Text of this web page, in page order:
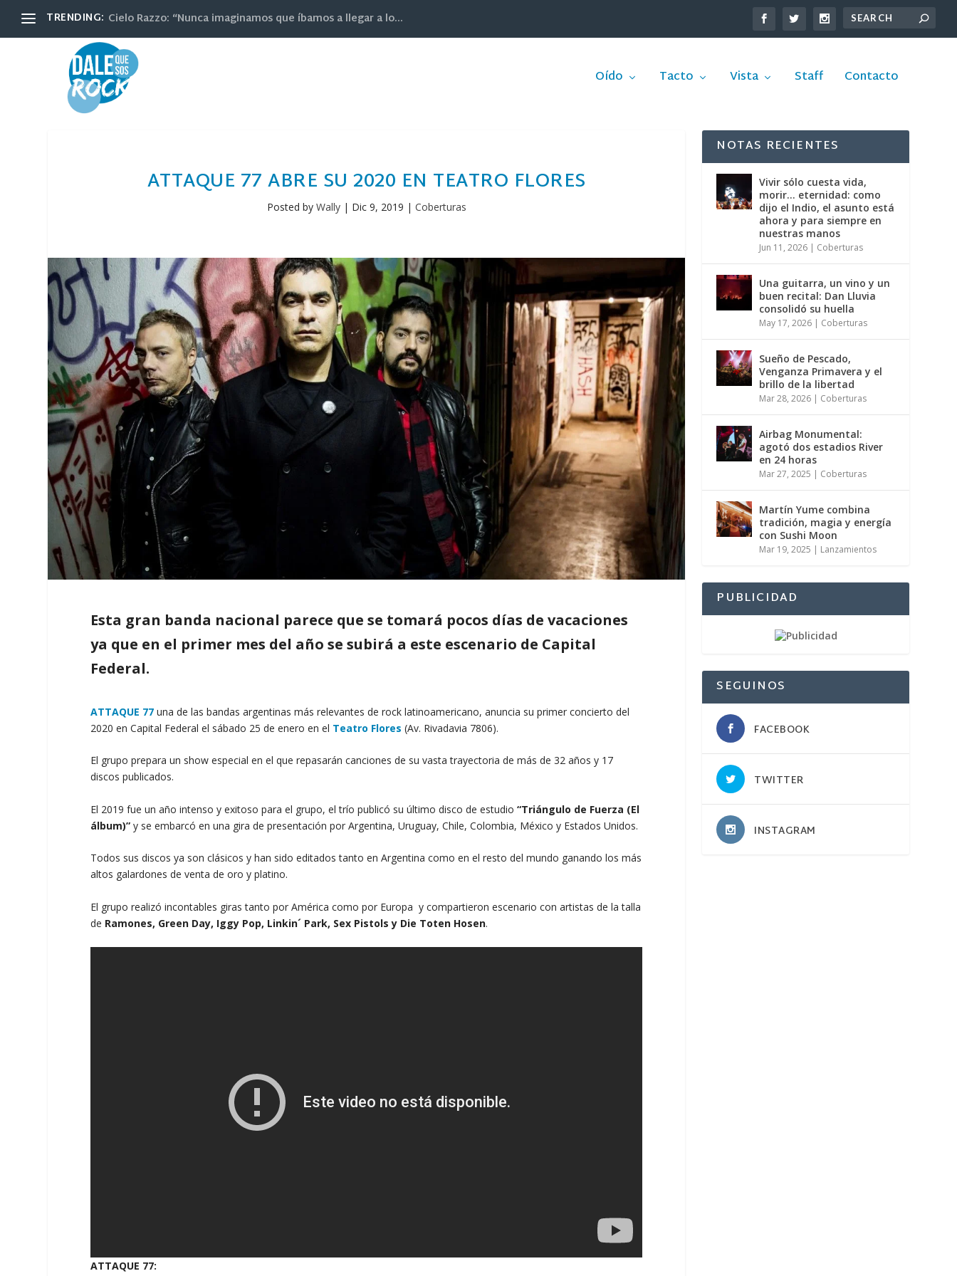
TRENDING: Cielo Razzo: “Nunca imaginamos que íbamos a llegar a lo...
Oído Tacto Vista Staff Contacto
ATTAQUE 77 ABRE SU 2020 EN TEATRO FLORES
Posted by Wally| Dic 9, 2019 | Coberturas
Esta gran banda nacional parece que se tomará pocos días de vacaciones
ya que en el primer mes del año se subirá a este escenario de Capital
Federal.
ATTAQUE 77una de las bandas argentinas más relevantes de rock latinoamericano, anuncia su primer concierto del
2020 en Capital Federal el sábado 25 de enero en el Teatro Flores(Av. Rivadavia 7806).
El grupo prepara un show especial en el que repasarán canciones de su vasta trayectoria de más de 32 años y 17
discos publicados.
El 2019 fue un año intenso y exitoso para el grupo, el trío publicó su último disco de estudio“Triángulo de Fuerza (El
álbum)”y se embarcó en una gira de presentación por Argentina, Uruguay, Chile, Colombia, México y Estados Unidos.
Todos sus discos ya son clásicos y han sido editados tanto en Argentina como en el resto del mundo ganando los más
altos galardones de venta de oro y platino.
El grupo realizó incontables giras tanto por América como por Europa y compartieron escenario con artistas de la talla
de Ramones, Green Day, Iggy Pop, Linkin´ Park, Sex Pistols y Die Toten Hosen.
ATTAQUE 77:
NOTAS RECIENTES
Vivir sólo cuesta vida,
morir… eternidad: como
dijo el Indio, el asunto está
ahora y para siempre en
nuestras manos
Jun 11, 2026 | Coberturas
Una guitarra, un vino y un
buen recital: Dan Lluvia
consolidó su huella
May 17, 2026 | Coberturas
Sueño de Pescado,
Venganza Primavera y el
brillo de la libertad
Mar 28, 2026 | Coberturas
Airbag Monumental:
agotó dos estadios River
en 24 horas
Mar 27, 2025 | Coberturas
Martín Yume combina
tradición, magia y energía
con Sushi Moon
Mar 19, 2025 | Lanzamientos
PUBLICIDAD
SEGUINOS
FACEBOOK
TWITTER
INSTAGRAM